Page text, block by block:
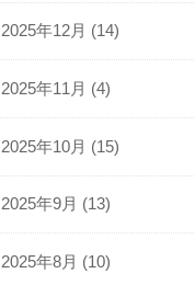
2025年12月 (14)
2025年11月 (4)
2025年10月 (15)
2025年9月 (13)
2025年8月 (10)